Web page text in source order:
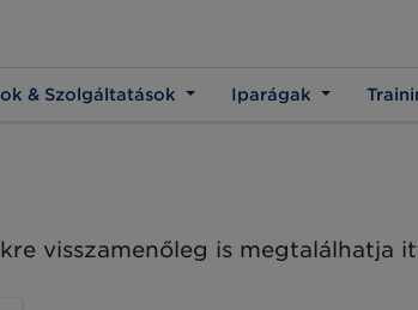
Az
& Szolgáltatások Iparágak
visszamenőleg is megtalálhatja